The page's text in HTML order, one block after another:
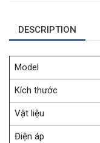
DESCRIPTION
Model
Kích thước
Vật liệu
Điện áp